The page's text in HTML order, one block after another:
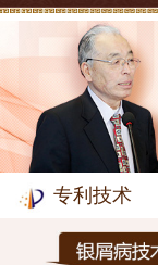
专利技术